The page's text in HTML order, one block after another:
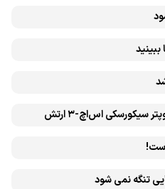
سیکورسکی اس‌اچ-۳ ارتش
تنگه نمی شود